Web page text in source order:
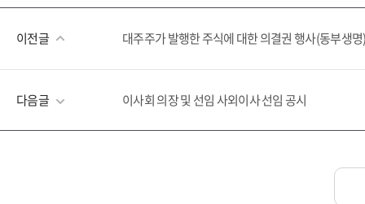
이전글 대주주가 발행한 주식에 대한 의결권 행사(동부생
다음글 이사회 의장 및 선임 사외이사 선임 공시